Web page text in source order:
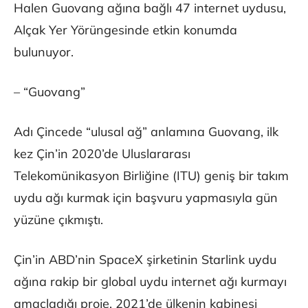
Halen Guovang ağına bağlı 47 internet uydusu,
Alçak Yer Yörüngesinde etkin konumda
bulunuyor.
– “Guovang”
Adı Çincede “ulusal ağ” anlamına Guovang, ilk
kez Çin’in 2020’de Uluslararası
Telekomünikasyon Birliğine (ITU) geniş bir takım
uydu ağı kurmak için başvuru yapmasıyla gün
yüzüne çıkmıştı.
Çin’in ABD’nin SpaceX şirketinin Starlink uydu
ağına rakip bir global uydu internet ağı kurmayı
amaçladığı proje, 2021’de ülkenin kabinesi